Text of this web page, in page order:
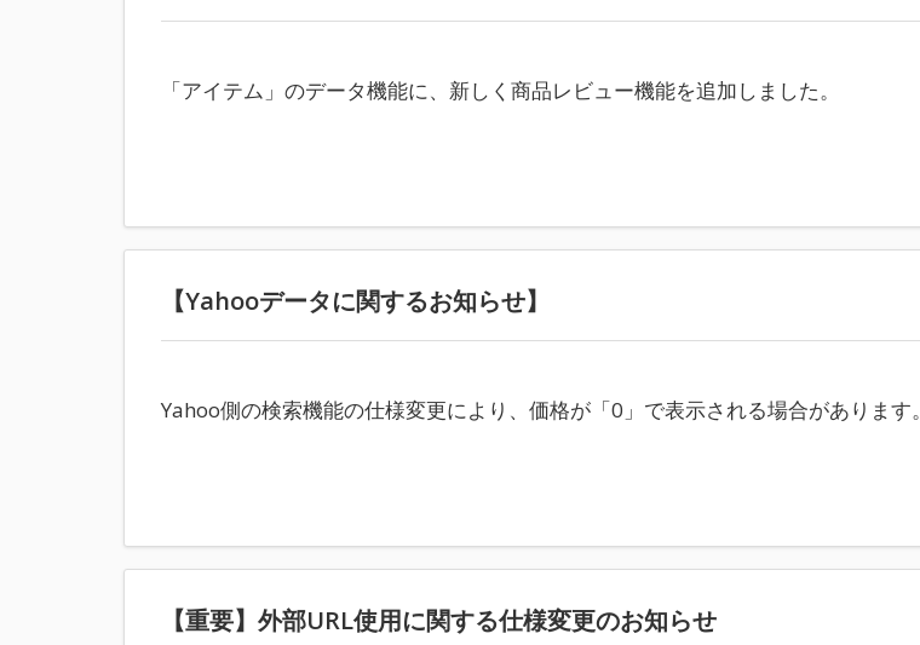
「アイテム」のデータ機能に、新しく商品レビュー機能を追加しました。
【Yahooデータに関するお知らせ】
Yahoo側の検索機能の仕様変更により、価格が「0」で表示される場合があります。
【重要】外部URL使用に関する仕様変更のお知らせ